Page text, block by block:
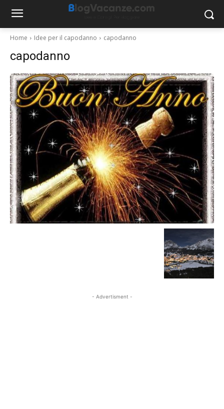
Home Idee per il capodanno capodanno
capodanno
- Advertisment -